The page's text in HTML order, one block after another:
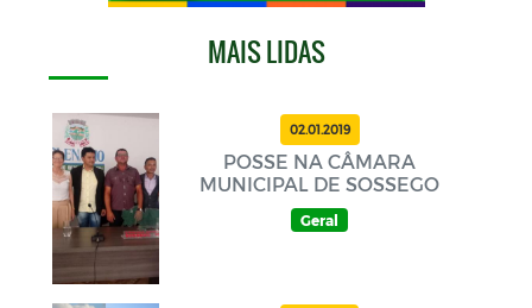
MAIS LIDAS
02.01.2019
POSSE NA CÂMARA
MUNICIPAL DE SOSSEGO
Geral